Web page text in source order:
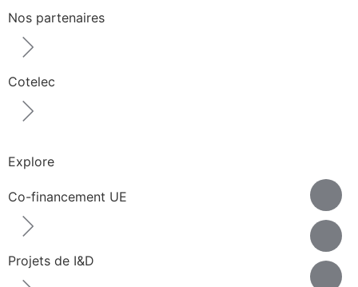
Nos partenaires
Cotelec
Explore
Co-financement UE
Projets de I&D